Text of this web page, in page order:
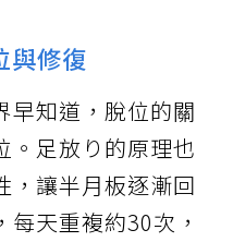
與修復
早知道，脫位的關
。足放り的原理也
，讓半月板逐漸回
天重複約30次，